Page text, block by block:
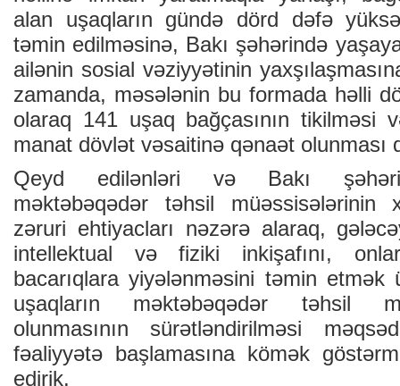
alan uşaqların gündə dörd dəfə
təmin edilməsinə, Bakı şəhərində
ailənin sosial vəziyyətinin
zamanda, məsələnin bu formada həlli
olaraq 141 uşaq bağçasının tikilməsi
manat dövlət vəsaitinə qənaət olunması
Qeyd edilənləri və Bakı
məktəbəqədər təhsil müəssisələrinin
zəruri ehtiyacları nəzərə alaraq,
intellektual və fiziki inkişafını,
bacarıqlara yiyələnməsini təmin etmək
uşaqların məktəbəqədər təhsil
olunmasının sürətləndirilməsi
fəaliyyətə başlamasına kömək
edirik.